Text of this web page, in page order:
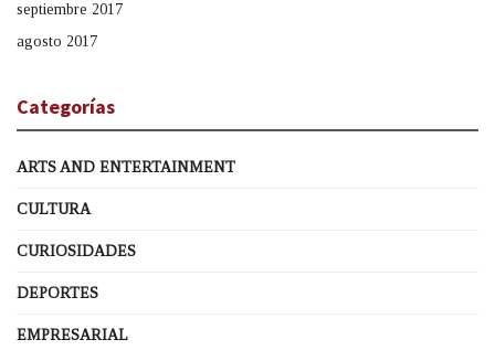
septiembre 2017
agosto 2017
Categorías
ARTS AND ENTERTAINMENT
CULTURA
CURIOSIDADES
DEPORTES
EMPRESARIAL